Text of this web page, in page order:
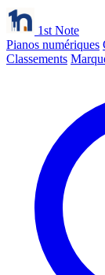
1st Note
Pianos numériques
Classements